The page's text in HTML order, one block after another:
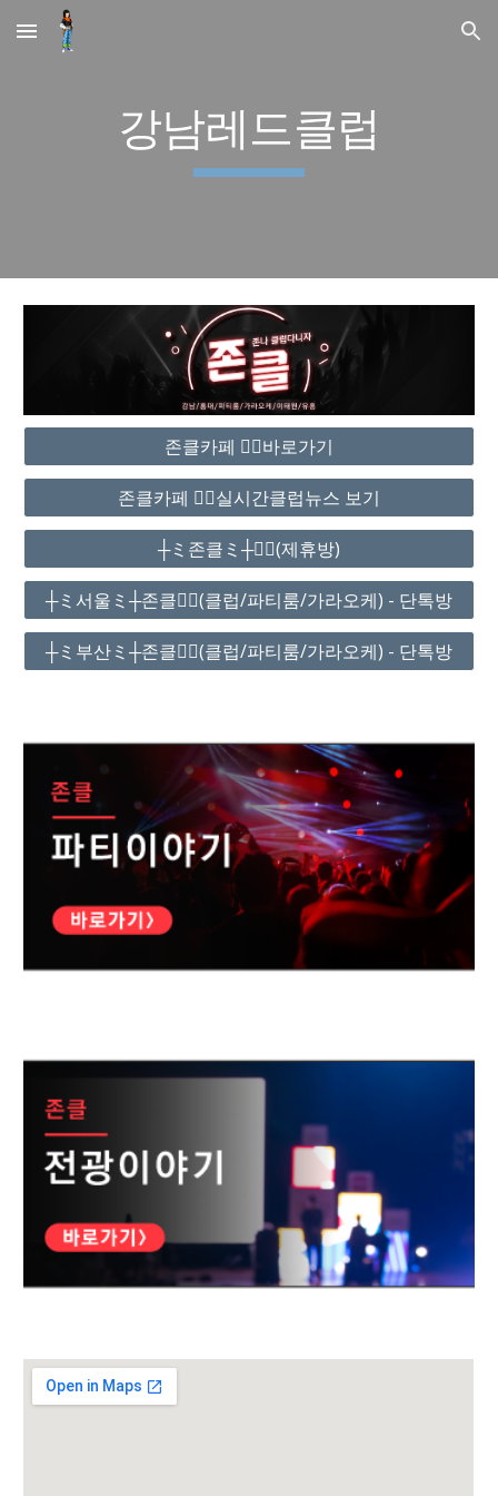
Skip to main content Skip to navigation
강남레드클럽
존클카페 ❤️‍🔥바로가기
존클카페 ❤️‍🔥실시간클럽뉴스 보기
┼ミ존클ミ┼❤️‍🔥(제휴방)
┼ミ서울ミ┼존클❤️‍🔥(클럽/파티룸/가라오케) - 단톡방
┼ミ부산ミ┼존클❤️‍🔥(클럽/파티룸/가라오케) - 단톡방